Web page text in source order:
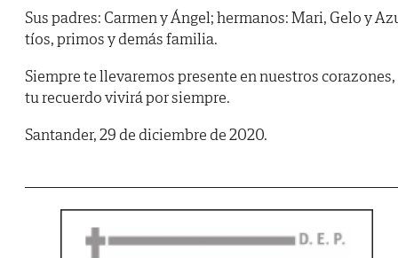
Sus padres: Carmen y Ángel; hermanos: Mari, Gelo y
tíos, primos y demás familia.
Siempre te llevaremos presente en nuestros corazones,
tu recuerdo vivirá por siempre.
Santander, 29 de diciembre de 2020.